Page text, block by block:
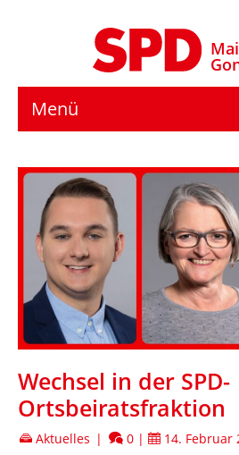
Menü
Wechsel in der SPD-
Ortsbeiratsfraktion
Aktuelles | 0 |
14. Februar